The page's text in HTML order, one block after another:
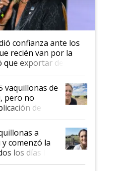
confianza ante los
recién van por la
exportar dejó de
"Tenemos un
del gobierno
vaquillonas de
pero no
de
a
comenzó la
los días le